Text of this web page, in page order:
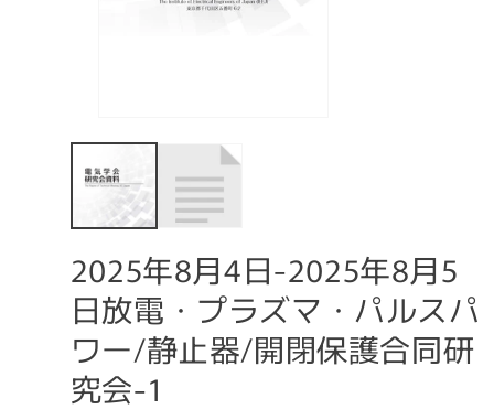
2025年8月4日-2025年8月5
日放電・プラズマ・パルスパ
ワー/静止器/開閉保護合同研
究会-1